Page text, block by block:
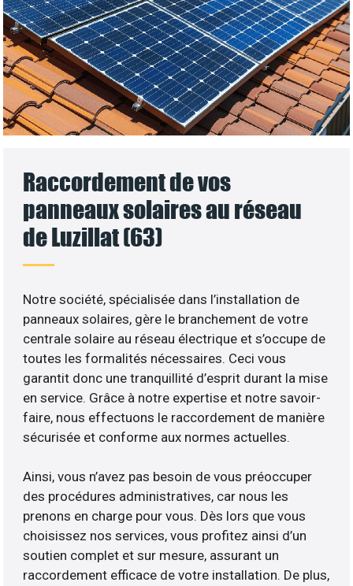
Raccordement de vos
panneaux solaires au réseau
de Luzillat (63)
Notre société, spécialisée dans l’installation de
panneaux solaires, gère le branchement de votre
centrale solaire au réseau électrique et s’occupe de
toutes les formalités nécessaires. Ceci vous
garantit donc une tranquillité d’esprit durant la mise
en service. Grâce à notre expertise et notre savoir-
faire, nous effectuons le raccordement de manière
sécurisée et conforme aux normes actuelles.
Ainsi, vous n’avez pas besoin de vous préoccuper
des procédures administratives, car nous les
prenons en charge pour vous. Dès lors que vous
choisissez nos services, vous profitez ainsi d’un
soutien complet et sur mesure, assurant un
raccordement efficace de votre installation. De plus,